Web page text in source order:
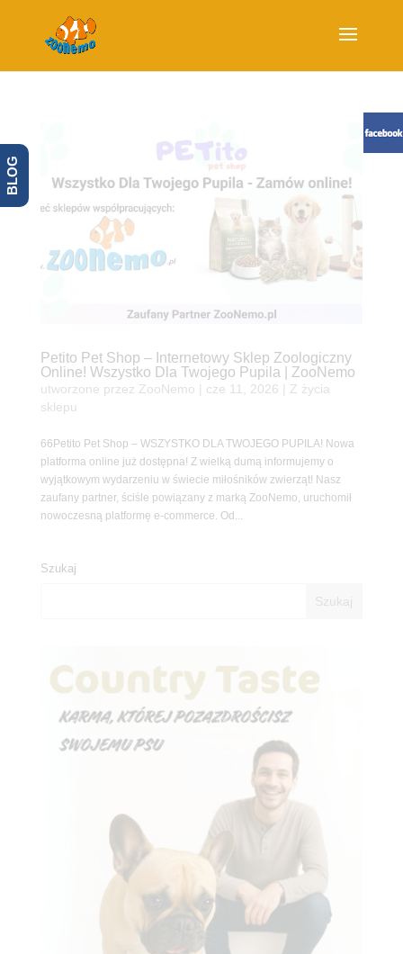
Petito Pet Shop – Internetowy Sklep Zoologiczny
Online! Wszystko Dla Twojego Pupila | ZooNemo
utworzone przez ZooNemo cze 11, 2026
Z życia
sklepu
66Petito Pet Shop – WSZYSTKO DLA TWOJEGO PUPILA! Nowa
platforma online już dostępna! Z wielką dumą informujemy o
wyjątkowym wydarzeniu w świecie miłośników zwierząt! Nasz
zaufany partner, ściśle powiązany z marką ZooNemo, uruchomił
nowoczesną platformę e-commerce. Od...
Szukaj
BLOG